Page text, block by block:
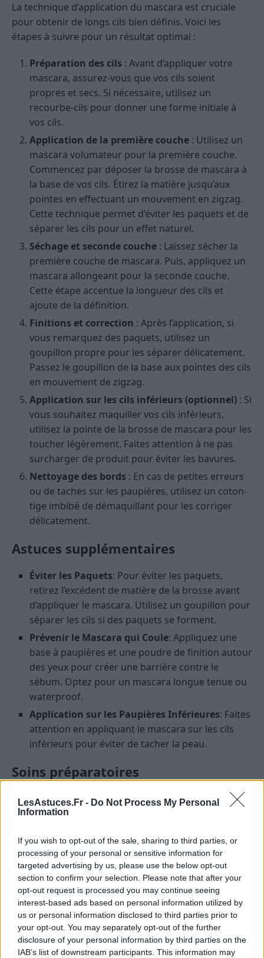
LesAstuces.Fr - Do Not Process My Personal
Information
If you wish to opt-out of the sale, sharing to third parties, or
processing of your personal or sensitive information for
targeted advertising by us, please use the below opt-out
section to confirm your selection. Please note that after your
opt-out request is processed you may continue seeing
interest-based ads based on personal information utilized by
us or personal information disclosed to third parties prior to
your opt-out. You may separately opt-out of the further
disclosure of your personal information by third parties on the
IAB’s list of downstream participants. This information may
La technique d’application du mascara est cruciale
pour obtenir de longs cils bien définis. Voici les
étapes à suivre pour un résultat optimal :
Préparation des cils : Avant d’appliquer votre
mascara, assurez-vous que vos cils soient
propres et secs. Si nécessaire, utilisez un
recourbe-cils pour donner une forme initiale à
vos cils.
Application de la première couche : Utilisez un
mascara volumateur pour la première couche.
Commencez par déposer la brosse de mascara à
la base de vos cils. Étirez la matière jusqu’aux
pointes en effectuant un mouvement en zigzag.
Cette technique permet d’éviter les paquets et de
séparer les cils pour un effet naturel.
Séchage et seconde couche : Laissez sécher la
première couche de mascara. Puis, appliquez un
mascara allongeant pour la seconde couche.
Cette étape accentue la longueur des cils et
ajoute de la définition.
Finitions et correction : Après l’application, si
vous remarquez des paquets, utilisez un
goupillon propre pour les séparer délicatement.
Passez le goupillon de la base aux pointes des cils
en mouvement de zigzag.
Application sur les cils inférieurs (optionnel) : Si
vous souhaitez maquiller vos cils inférieurs,
utilisez la pointe de la brosse de mascara pour les
toucher légèrement. Faites attention à ne pas
surcharger de produit pour éviter les bavures.
Nettoyage des bords : En cas de petites erreurs
ou de taches sur les paupières, utilisez un coton-
tige imbibé de démaquillant pour les corriger
délicatement.
Astuces supplémentaires
Éviter les Paquets: Pour éviter les paquets,
retirez l’excédent de matière de la brosse avant
d’appliquer le mascara. Utilisez un goupillon pour
séparer les cils si des paquets se forment.
Prévenir le Mascara qui Coule: Appliquez une
base à paupières et une poudre de finition autour
des yeux pour créer une barrière contre le
sébum. Optez pour un mascara longue tenue ou
waterproof.
Application sur les Paupières Inférieures: Faites
attention en appliquant le mascara sur les cils
inférieurs pour éviter de tacher la peau.
Soins préparatoires
Pour un effet encore plus impressionnant, utilisez un
eye-linerou un crayon noir sur la racine supérieure
extérieure des yeux. Estompez le trait pour créer une
ombre qui donne l’impression que vos cils sont plus
épais et plus nombreux dès la racine.
Conclusion
Avoir de longs cils est à la portée de tous avec les
bons produits et les bonnes techniques. N’oubliez pas